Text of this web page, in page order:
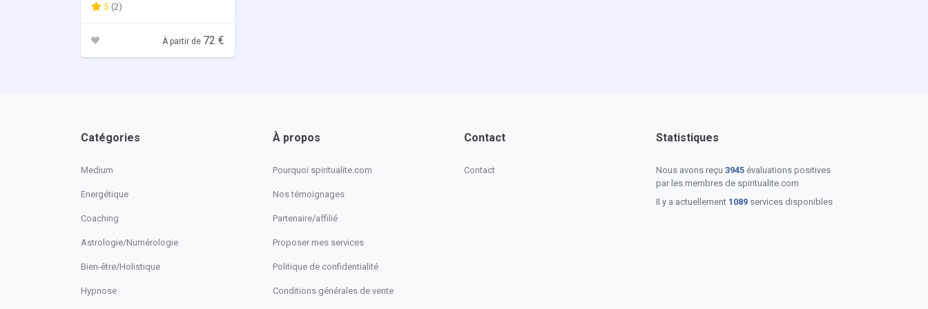
5 (2)
À partir de 72 €
Catégories
Medium
Energétique
Coaching
Astrologie/Numérologie
Bien-être/Holistique
Hypnose
À propos
Pourquoi spiritualite.com
Nos témoignages
Partenaire/affilié
Proposer mes services
Politique de confidentialité
Conditions générales de vente
Contact
Contact
Statistiques
Nous avons reçu 3945évaluations positives
par les membres de spiritualite.com
Il y a actuellement 1089services disponibles